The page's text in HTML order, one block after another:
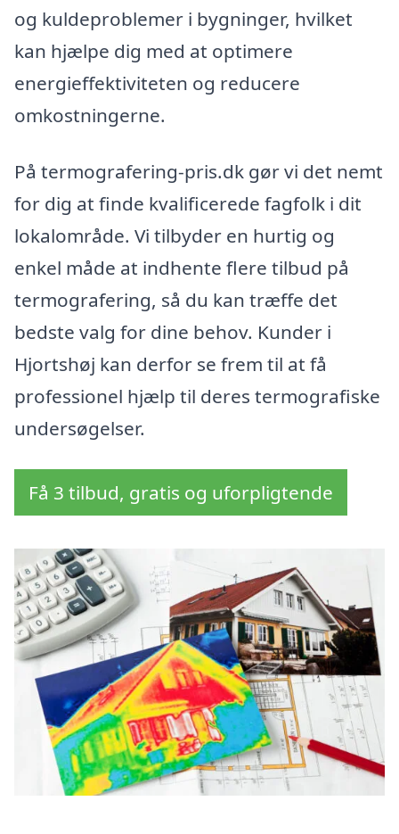
og kuldeproblemer i bygninger, hvilket
kan hjælpe dig med at optimere
energieffektiviteten og reducere
omkostningerne.
På termografering-pris.dk gør vi det nemt
for dig at finde kvalificerede fagfolk i dit
lokalområde. Vi tilbyder en hurtig og
enkel måde at indhente flere tilbud på
termografering, så du kan træffe det
bedste valg for dine behov. Kunder i
Hjortshøj kan derfor se frem til at få
professionel hjælp til deres termografiske
undersøgelser.
Få 3 tilbud, gratis og uforpligtende